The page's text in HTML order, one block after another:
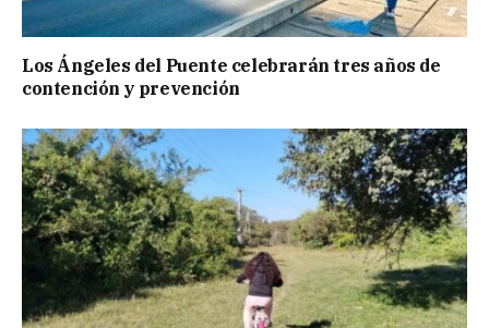
Los Ángeles del Puente celebrarán tres años de
contención y prevención